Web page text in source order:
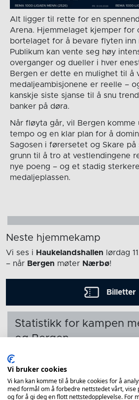
Alt ligger til rette for en
Arena. Hjemmelaget kjemper for
bortelaget for å bevare flyten inn
Publikum kan vente seg høy
overganger og dueller i hver
Bergen er dette en mulighet til å
medaljeambisjonene er reelle –
kanskje siste sjanse til å snu
banker på døra.
Når fløyta går, vil Bergen komme
tempo og en klar plan for å
Sagosen i førersetet og Skare på
grunn til å tro at vestlendingene
nye poeng – og et stadig
medaljeplassen.
Neste hjemmekamp
Vi ses i Haukelandshallen lørdag
– når Bergen møter Nærbø!
Billetter
Statistikk for kampen
og Bergen
spillerne presterte i kampen
Bergen.
Vi bruker cookies
Vi kan kan komme til å bruke cookies for å
med formål om å forbedre nettstedet vårt, vise
og for å gi deg en flott nettstedopplevelse. For